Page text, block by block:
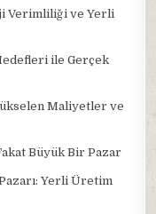
Verimliliği ve Yerli
ile Gerçek
Maliyetler ve
Büyük Bir Pazar
Yerli Üretim